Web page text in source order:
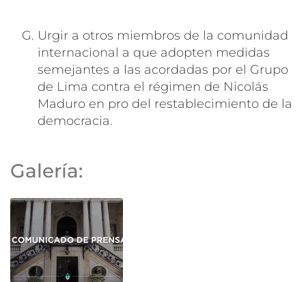
Urgir a otros miembros de la comunidad
internacional a que adopten medidas
semejantes a las acordadas por el Grupo
de Lima contra el régimen de Nicolás
Maduro en pro del restablecimiento de la
democracia.
Galería: